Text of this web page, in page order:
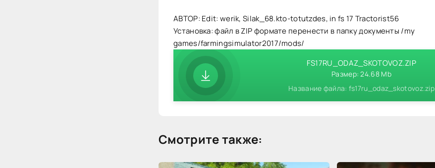
АВТОР: Edit: werik, Silak_68.kto-totutzdes, in fs 17 Tractorist56
Установка: файл в ZIP формате перенести в папку документы /my
games/farmingsimulator2017/mods/
FS17RU_ODAZ_SKOTOVOZ.ZIP
Размер: 24.68 Mb
Название файла: fs17ru_odaz_skotovoz.zip
Смотрите также: